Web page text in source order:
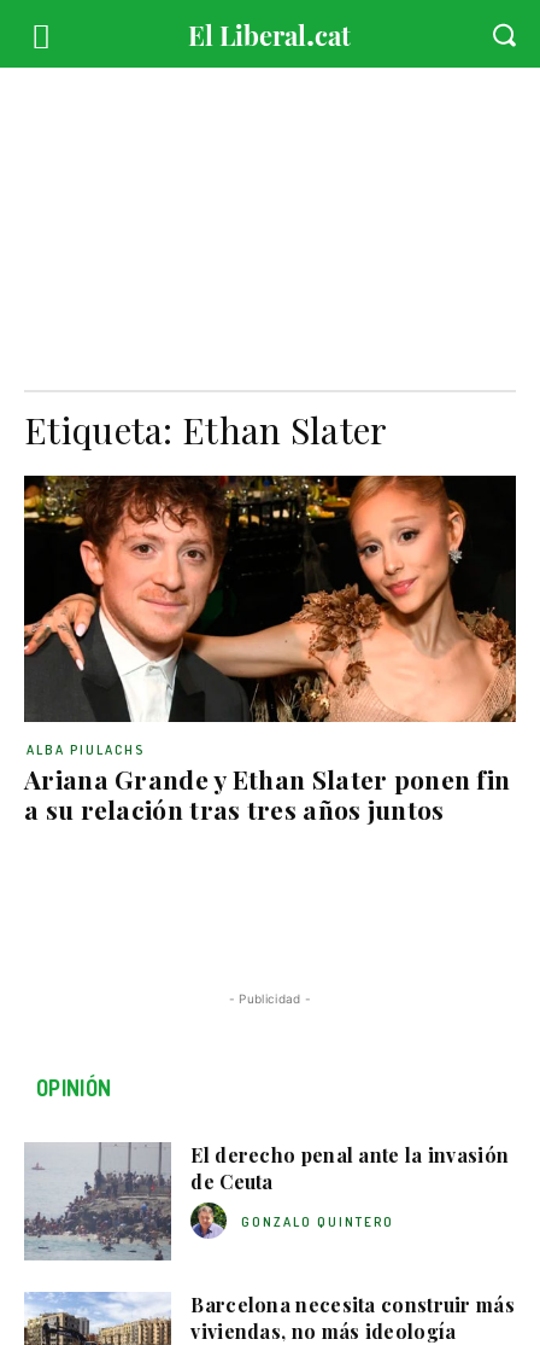
Etiqueta: Ethan Slater
Ariana Grande y Ethan Slater ponen fin
a su relación tras tres años juntos
ALBA PIULACHS
- Publicidad -
OPINIÓN
El derecho penal ante la invasión
de Ceuta
GONZALO QUINTERO
Barcelona necesita construir más
viviendas, no más ideología